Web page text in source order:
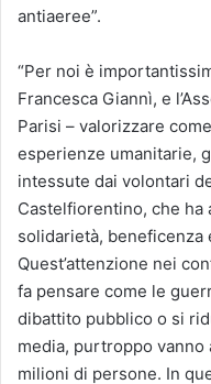
antiaeree”.
“Per noi è
Francesca Giannì, e
Parisi – valorizzare
esperienze umanitarie,
intessute dai volontari
Castelfiorentino, che ha
solidarietà, beneficenza
Quest’attenzione nei
fa pensare come le
dibattito pubblico o si
media, purtroppo vanno
milioni di persone. In